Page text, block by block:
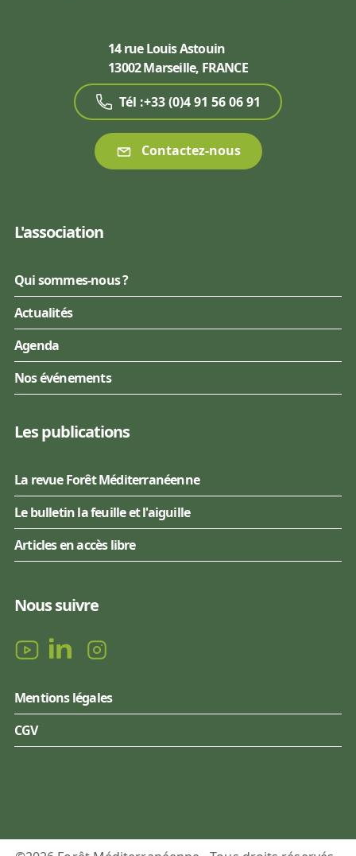
14 rue Louis Astouin
13002 Marseille, FRANCE
Tél :+33 (0)4 91 56 06 91
Contactez-nous
L'association
Qui sommes-nous ?
Actualités
Agenda
Nos événements
Les publications
La revue Forêt Méditerranéenne
Le bulletin la feuille et l'aiguille
Articles en accès libre
Nous suivre
Mentions légales
CGV